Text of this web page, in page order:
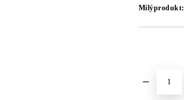
Milýprodukt: